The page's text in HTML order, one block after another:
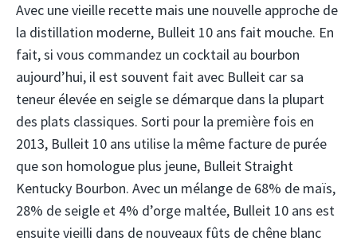
Avec une vieille recette mais une nouvelle approche de
la distillation moderne, Bulleit 10 ans fait mouche. En
fait, si vous commandez un cocktail au bourbon
aujourd’hui, il est souvent fait avec Bulleit car sa
teneur élevée en seigle se démarque dans la plupart
des plats classiques. Sorti pour la première fois en
2013, Bulleit 10 ans utilise la même facture de purée
que son homologue plus jeune, Bulleit Straight
Kentucky Bourbon. Avec un mélange de 68% de maïs,
28% de seigle et 4% d’orge maltée, Bulleit 10 ans est
ensuite vieilli dans de nouveaux fûts de chêne blanc